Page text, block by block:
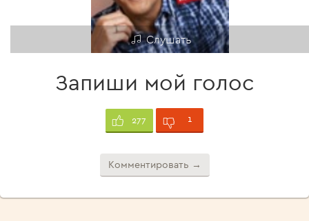
Слушать
Запиши мой голос
277 1
Комментировать →